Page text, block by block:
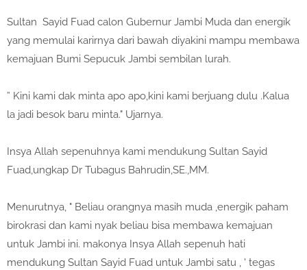
Sultan Sayid Fuad calon Gubernur Jambi Muda dan energik
yang memulai karirnya dari bawah diyakini mampu membawa
kemajuan Bumi Sepucuk Jambi sembilan lurah.
” Kini kami dak minta apo apo,kini kami berjuang dulu .Kalua
la jadi besok baru minta." Ujarnya.
Insya Allah sepenuhnya kami mendukung Sultan Sayid
Fuad,ungkap Dr Tubagus Bahrudin,SE.,MM.
Menurutnya, " Beliau orangnya masih muda ,energik paham
birokrasi dan kami nyak beliau bisa membawa kemajuan
untuk Jambi ini. makonya Insya Allah sepenuh hati
mendukung Sultan Sayid Fuad untuk Jambi satu , ' tegas